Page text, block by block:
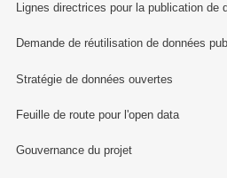
Lignes directrices pour la publication de
Demande de réutilisation de données
Stratégie de données ouvertes
Feuille de route pour l'open data
Gouvernance du projet